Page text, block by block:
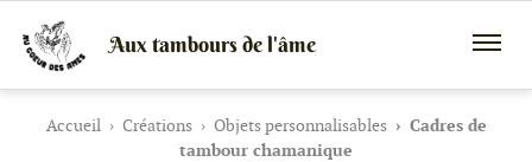
Aux tambours de l'âme
de
chamaniques,
Accueil Créations Objets personnalisables
Cadres de
tambour chamanique